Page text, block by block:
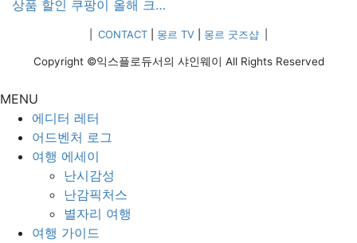
상품 할인 쿠팡이 올해 크
리스마스를 맞이하여 ‘미리
크리스마스’라는 주제로 대
대적인 할인 이벤트를 개최
나 조카에게 크리스마스 선
물을 준비하는 부모와 가족
들에게 매력적인 기회가 될
것으로 보인다. 제공되는
할인 품목은 DIY 만들기 키
트, 역할놀이 장난감, 로봇,
미니카, 유아용 점토, 신생
아와 영유아를 위한 완구,
CONTACT 몽르 TV 몽르 굿즈샵
Copyright ©익스플로듀서의 샤인웨이 All Rights Reserved
MENU
에디터 레터
어드벤처 로그
여행 에세이
난시감성
난감픽처스
별자리 여행
여행 가이드